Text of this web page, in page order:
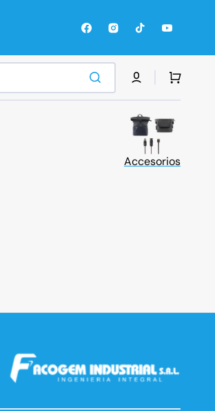
FacebookInstagramTikTokYouTube
Carrito
Accesorios